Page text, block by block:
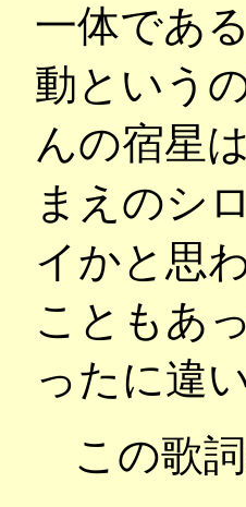
一体であ
動という
んの宿星
まえのシ
イかと思
こともあ
ったに違
この歌